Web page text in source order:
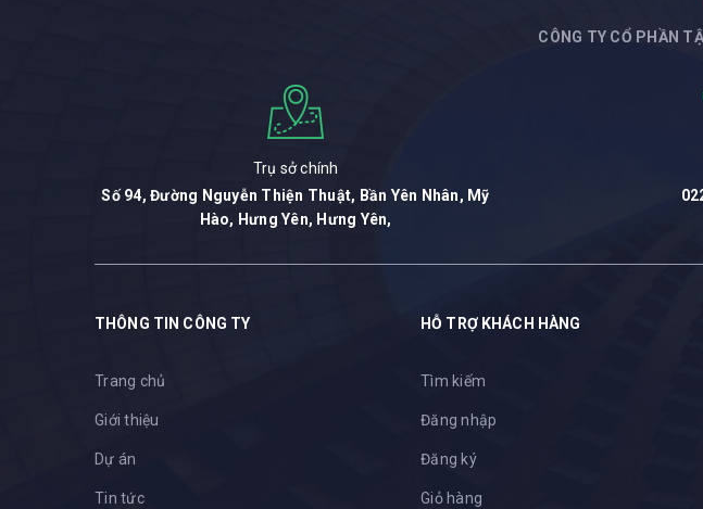
CÔNG TY CỔ PHẦN
Trụ sở chính
Số 94, Đường Nguyễn Thiện Thuật, Bần Yên Nhân, Mỹ
Hào, Hưng Yên, Hưng Yên,
THÔNG TIN CÔNG TY
Trang chủ
Giới thiệu
Dự án
Tin tức
HỖ TRỢ KHÁCH HÀNG
Tìm kiếm
Đăng nhập
Đăng ký
Giỏ hàng